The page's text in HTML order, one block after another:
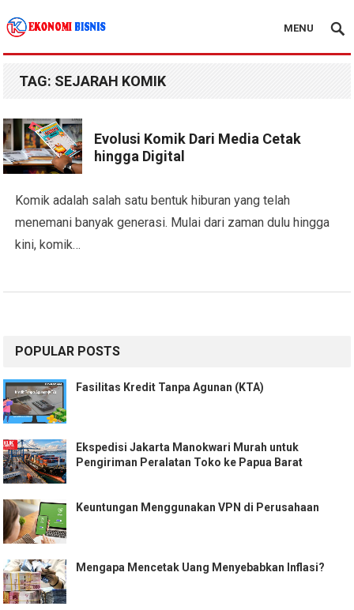
Kanal Ekonomi Bisnis
MENU
TAG: SEJARAH KOMIK
Evolusi Komik Dari Media Cetak
hingga Digital
Komik adalah salah satu bentuk hiburan yang telah
menemani banyak generasi. Mulai dari zaman dulu hingga
kini, komik…
POPULAR POSTS
Fasilitas Kredit Tanpa Agunan (KTA)
Ekspedisi Jakarta Manokwari Murah untuk
Pengiriman Peralatan Toko ke Papua Barat
Keuntungan Menggunakan VPN di Perusahaan
Mengapa Mencetak Uang Menyebabkan Inflasi?